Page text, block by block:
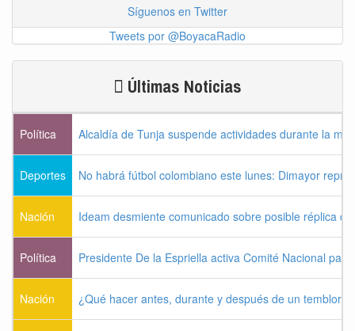
Síguenos en Twitter
Tweets por @BoyacaRadio
Últimas Noticias
Política Alcaldía de Tunja suspende actividades durante la
Deportes No habrá fútbol colombiano este lunes: Dimayor
Nación Ideam desmiente comunicado sobre posible réplica
Política Presidente De la Espriella activa Comité Nacional
Nación ¿Qué hacer antes, durante y después de un temblor?